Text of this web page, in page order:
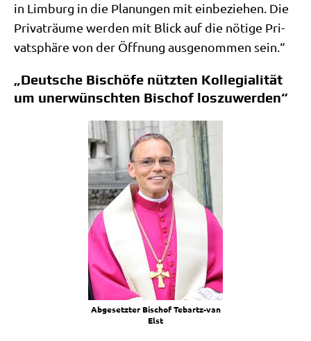
in Lim­burg in die Pla­nun­gen mit ein­be­zie­hen. Die
Pri­vat­räu­me wer­den mit Blick auf die nöti­ge Pri­
vat­sphä­re von der Öff­nung aus­ge­nom­men sein.“
„Deutsche Bischöfe nützten Kollegialität
um unerwünschten Bischof loszuwerden“
Abge­setz­ter Bischof Tebartz-van
Elst